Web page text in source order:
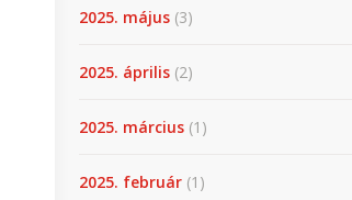
2025. május (3)
2025. április (2)
2025. március (1)
2025. február (1)